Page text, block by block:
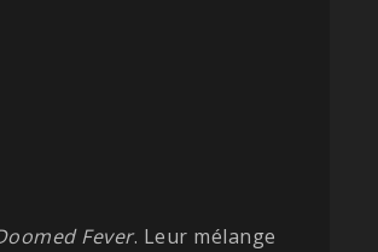
Fever. Leur mélange